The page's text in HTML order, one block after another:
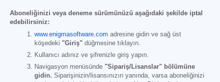
Aboneliğinizi veya deneme sürümünüzü aşağıdaki şekilde iptal
edebilirsiniz:
www.enigmasoftware.com adresine gidin ve sağ üst
köşedeki "Giriş" düğmesine tıklayın.
Kullanıcı adınız ve şifrenizle giriş yapın.
Navigasyon menüsünde "Sipariş/Lisanslar" bölümüne
gidin. Siparişinizin/lisansınızın yanında, varsa aboneliğinizi